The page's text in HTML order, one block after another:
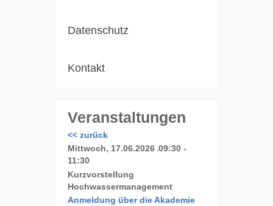
Datenschutz
Kontakt
Veranstaltungen
<< zurück
Mittwoch, 17.06.2026
|09:30 -
11:30
Kurzvorstellung
Hochwassermanagement
Anmeldung über die Akademie